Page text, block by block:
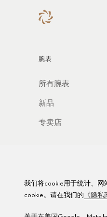
腕表
所有腕表
新品
专卖店
我们将cookie用于统计、网
cookie。请在我们的 《隐私